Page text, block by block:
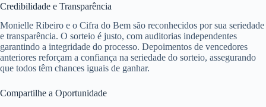
Credibilidade e Transparência
Monielle Ribeiro e o Cifra do Bem são reconhecidos por sua seriedade
e transparência. O sorteio é justo, com auditorias independentes
garantindo a integridade do processo. Depoimentos de vencedores
anteriores reforçam a confiança na seriedade do sorteio, assegurando
que todos têm chances iguais de ganhar.
Compartilhe a Oportunidade